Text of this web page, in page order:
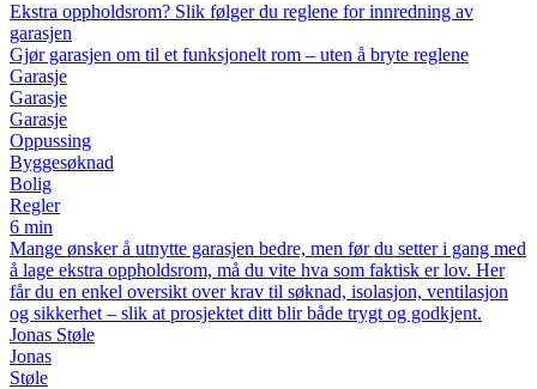
Ekstra oppholdsrom? Slik følger du reglene for innredning av
garasjen
Gjør garasjen om til et funksjonelt rom – uten å bryte reglene
Garasje
Garasje
Garasje
Oppussing
Byggesøknad
Bolig
Regler
6 min
Mange ønsker å utnytte garasjen bedre, men før du setter i gang med
å lage ekstra oppholdsrom, må du vite hva som faktisk er lov. Her
får du en enkel oversikt over krav til søknad, isolasjon, ventilasjon
og sikkerhet – slik at prosjektet ditt blir både trygt og godkjent.
Jonas Støle
Jonas
Støle